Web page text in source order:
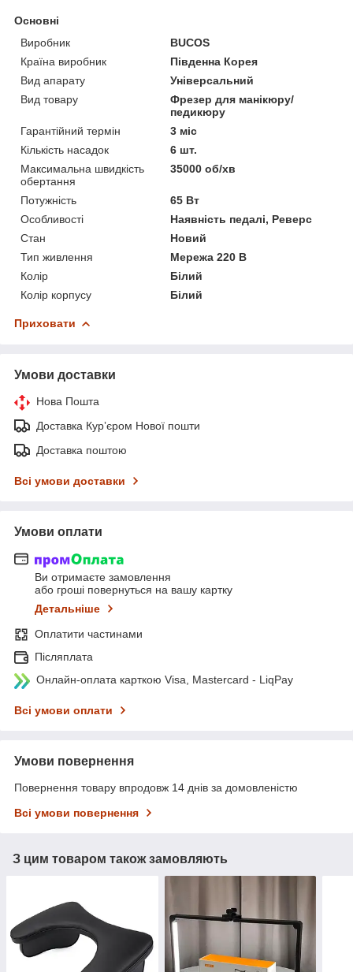
Основні
Виробник
BUCOS
Країна виробник
Південна Корея
Вид апарату
Універсальний
Вид товару
Фрезер для манікюру/
педикюру
Гарантійний термін
3 міс
Кількість насадок
6 шт.
Максимальна швидкість
обертання
35000 об/хв
Потужність
65 Вт
Особливості
Наявність педалі, Реверс
Стан
Новий
Тип живлення
Мережа 220 В
Колір
Білий
Колір корпусу
Білий
Приховати
Умови доставки
Нова Пошта
Доставка Курʼєром Нової пошти
Доставка поштою
Всі умови доставки
Умови оплати
Ви отримаєте замовлення
або гроші повернуться на вашу картку
Детальніше
Оплатити частинами
Післяплата
Онлайн-оплата карткою Visa, Mastercard - LiqPay
Всі умови оплати
Умови повернення
Повернення товару впродовж 14 днів за домовленістю
Всі умови повернення
З цим товаром також замовляють